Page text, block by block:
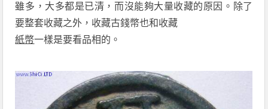
雖多，大多都是已清，而沒能夠大量收藏的原因。除了
要整套收藏之外，收藏古錢幣也和收藏
紙幣一樣是要看品相的。